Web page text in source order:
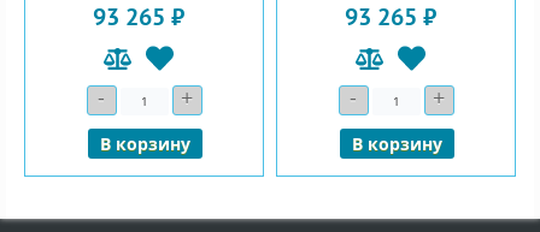
93 265 ₽
- Количество+
В корзину
93 265 ₽
- Количество+
В корзину